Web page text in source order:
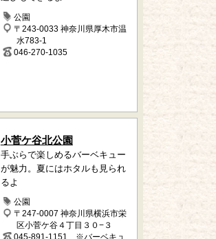
公園
〒243-0033 神奈川県厚木市温
水783-1
046-270-1035
小菅ケ谷北公園
手ぶらで楽しめるバーベキュー
が魅力。夏にはホタルも見られ
るよ
公園
〒247-0007 神奈川県横浜市栄
区小菅ケ谷４丁目３０−３
045-891-1151 ※バーベキュ